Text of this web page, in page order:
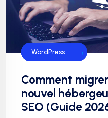
Hébergement
SEO
Serveur web
WordPress
Comment
nouvel
SEO (Guide